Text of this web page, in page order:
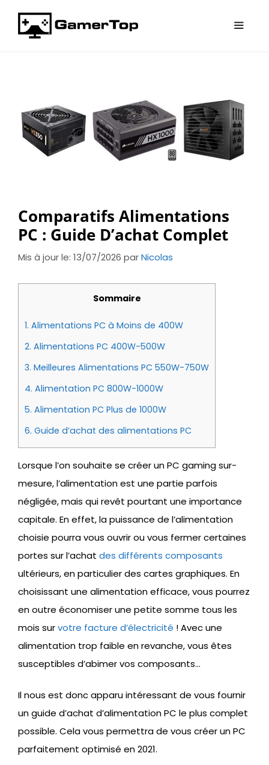
Comparatifs Alimentations
PC : Guide D’achat Complet
Mis à jour le: 13/07/2026 parNicolas
Sommaire
1. Alimentations PC à Moins de 400W
2. Alimentations PC 400W-500W
3. Meilleures Alimentations PC 550W-750W
4. Alimentation PC 800W-1000W
5. Alimentation PC Plus de 1000W
6. Guide d’achat des alimentations PC
Lorsque l’on souhaite se créer un PC gaming sur-
mesure, l’alimentation est une partie parfois
négligée, mais qui revêt pourtant une importance
capitale. En effet, la puissance de l’alimentation
choisie pourra vous ouvrir ou vous fermer certaines
portes sur l’achat des différents composants
ultérieurs, en particulier des cartes graphiques. En
choisissant une alimentation efficace, vous pourrez
en outre économiser une petite somme tous les
mois survotre facture d’électricité ! Avec une
alimentation trop faible en revanche, vous êtes
susceptibles d’abimer vos composants…
Il nous est donc apparu intéressant de vous fournir
un guide d’achat d’alimentation PC le plus complet
possible. Cela vous permettra de vous créer un PC
parfaitement optimisé en 2021.